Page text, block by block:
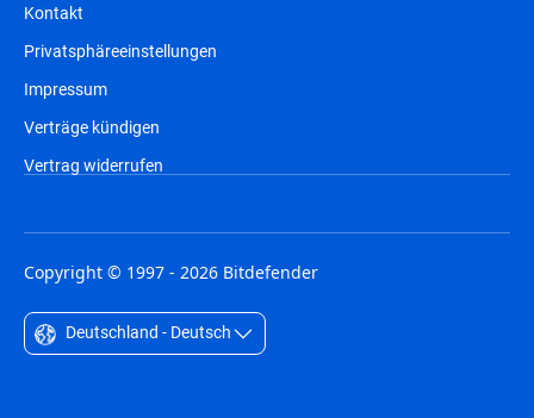
Kontakt
Privatsphäreeinstellungen
Impressum
Verträge kündigen
Vertrag widerrufen
Copyright © 1997 - 2026 Bitdefender
Deutschland - Deutsch